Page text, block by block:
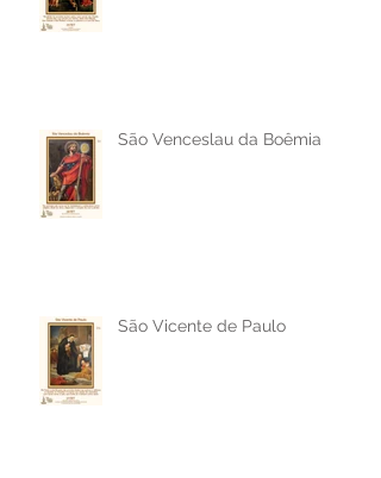
São Venceslau da Boêmia
São Vicente de Paulo